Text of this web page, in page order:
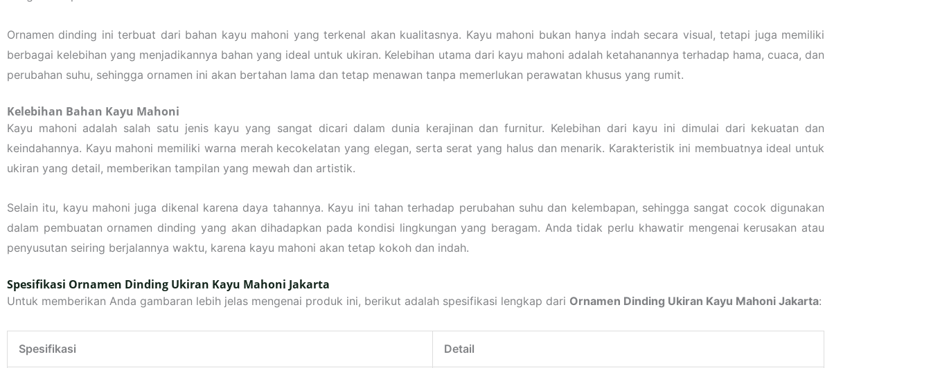
Ornamen dinding ini terbuat dari bahan kayu mahoni yang terkenal akan kualitasnya. Kayu mahoni bukan hanya indah secara visual, tetapi juga memiliki
berbagai kelebihan yang menjadikannya bahan yang ideal untuk ukiran. Kelebihan utama dari kayu mahoni adalah ketahanannya terhadap hama, cuaca, dan
perubahan suhu, sehingga ornamen ini akan bertahan lama dan tetap menawan tanpa memerlukan perawatan khusus yang rumit.
Kelebihan Bahan Kayu Mahoni
Kayu mahoni adalah salah satu jenis kayu yang sangat dicari dalam dunia kerajinan dan furnitur. Kelebihan dari kayu ini dimulai dari kekuatan dan
keindahannya. Kayu mahoni memiliki warna merah kecokelatan yang elegan, serta serat yang halus dan menarik. Karakteristik ini membuatnya ideal untuk
ukiran yang detail, memberikan tampilan yang mewah dan artistik.
Selain itu, kayu mahoni juga dikenal karena daya tahannya. Kayu ini tahan terhadap perubahan suhu dan kelembapan, sehingga sangat cocok digunakan
dalam pembuatan ornamen dinding yang akan dihadapkan pada kondisi lingkungan yang beragam. Anda tidak perlu khawatir mengenai kerusakan atau
penyusutan seiring berjalannya waktu, karena kayu mahoni akan tetap kokoh dan indah.
Spesifikasi Ornamen Dinding Ukiran Kayu Mahoni Jakarta
Untuk memberikan Anda gambaran lebih jelas mengenai produk ini, berikut adalah spesifikasi lengkap dari Ornamen Dinding Ukiran Kayu Mahoni Jakarta:
Spesifikasi Detail